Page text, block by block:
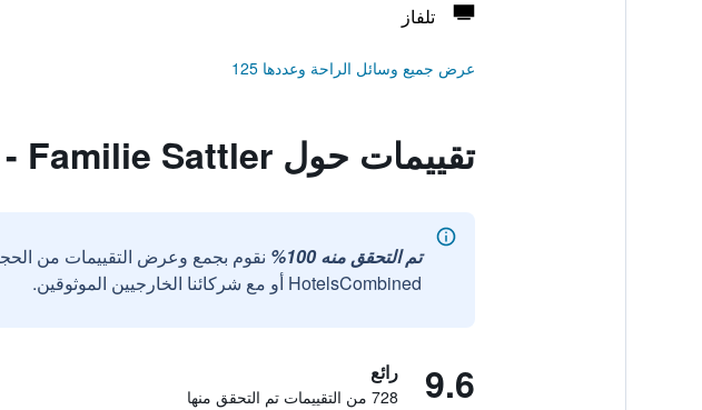
تلفاز
عرض جميع وسائل الراحة وعددها 125
تقييمات حول Weingut & Gästehaus zum Seeblick - Familie Sattler
تم التحقق منه 100%
نقوم بجمع وعرض التقييمات من
HotelsCombined أو مع شركائنا الخارجيين الموثوقين.
9.6 رائع
728 من التقييمات تم التحقق منها